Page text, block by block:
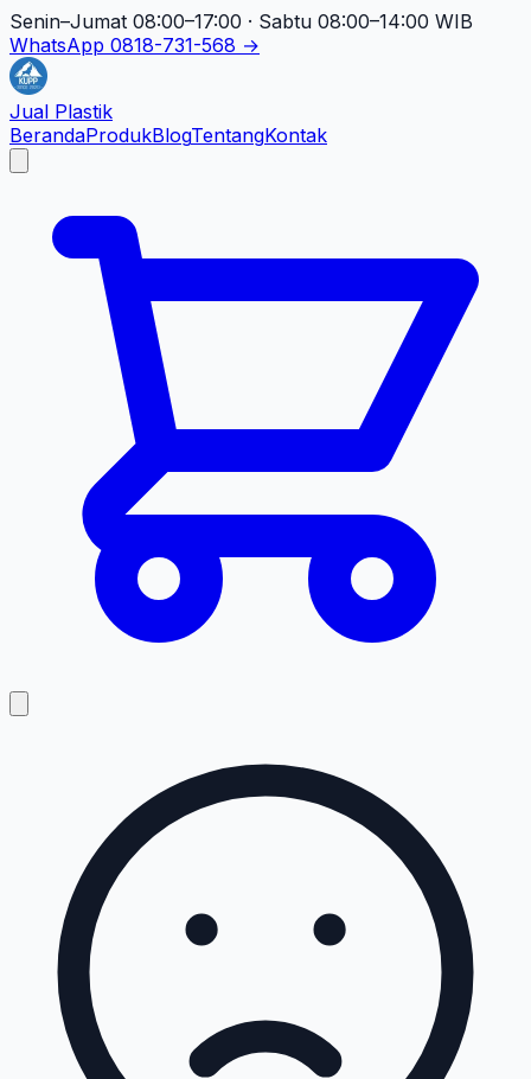
Senin–Jumat 08:00–17:00 · Sabtu 08:00–14:00 WIB
WhatsApp 0818-731-568 →
Jual Plastik
BerandaProdukBlogTentangKontak